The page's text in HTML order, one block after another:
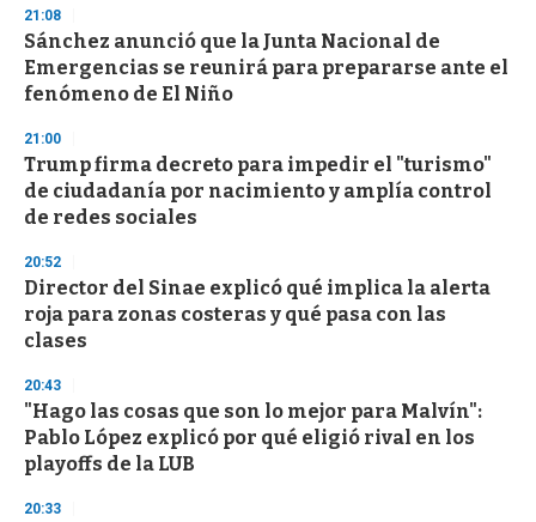
d
s
21:08
Sánchez anunció que la Junta Nacional de
Emergencias se reunirá para prepararse ante el
fenómeno de El Niño
21:00
Trump firma decreto para impedir el "turismo"
de ciudadanía por nacimiento y amplía control
de redes sociales
20:52
Director del Sinae explicó qué implica la alerta
roja para zonas costeras y qué pasa con las
clases
20:43
"Hago las cosas que son lo mejor para Malvín":
Pablo López explicó por qué eligió rival en los
playoffs de la LUB
20:33